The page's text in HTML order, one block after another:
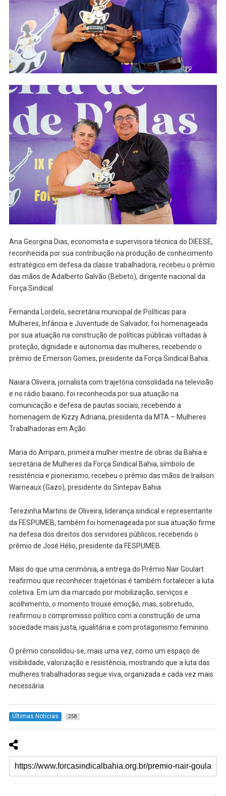
Ana Georgina Dias, economista e supervisora técnica do DIEESE,
reconhecida por sua contribuição na produção de conhecimento
estratégico em defesa da classe trabalhadora, recebeu o prêmio
das mãos de Adalberto Galvão (Bebeto), dirigente nacional da
Força Sindical.
Fernanda Lordelo, secretária municipal de Políticas para
Mulheres, Infância e Juventude de Salvador, foi homenageada
por sua atuação na construção de políticas públicas voltadas à
proteção, dignidade e autonomia das mulheres, recebendo o
prêmio de Emerson Gomes, presidente da Força Sindical Bahia.
Naiara Oliveira, jornalista com trajetória consolidada na televisão
e no rádio baiano, foi reconhecida por sua atuação na
comunicação e defesa de pautas sociais, recebendo a
homenagem de Kizzy Adriana, presidenta da MTA – Mulheres
Trabalhadoras em Ação.
Maria do Amparo, primeira mulher mestre de obras da Bahia e
secretária de Mulheres da Força Sindical Bahia, símbolo de
resistência e pioneirismo, recebeu o prêmio das mãos de Irailson
Warneaux (Gazo), presidente do Sintepav Bahia.
Terezinha Martins de Oliveira, liderança sindical e representante
da FESPUMEB, também foi homenageada por sua atuação firme
na defesa dos direitos dos servidores públicos, recebendo o
prêmio de José Hélio, presidente da FESPUMEB.
Mais do que uma cerimônia, a entrega do Prêmio Nair Goulart
reafirmou que reconhecer trajetórias é também fortalecer a luta
coletiva. Em um dia marcado por mobilização, serviços e
acolhimento, o momento trouxe emoção, mas, sobretudo,
reafirmou o compromisso político com a construção de uma
sociedade mais justa, igualitária e com protagonismo feminino.
O prêmio consolidou-se, mais uma vez, como um espaço de
visibilidade, valorização e resistência, mostrando que a luta das
mulheres trabalhadoras segue viva, organizada e cada vez mais
necessária.
Últimas Notícias 258